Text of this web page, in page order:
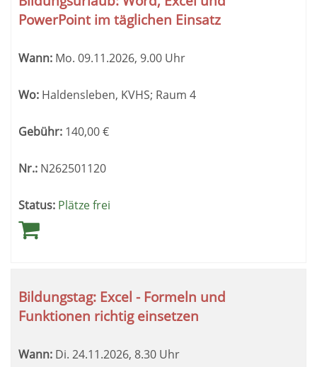
können
sortiert
PowerPoint im täglichen Einsatz
Wann: Mo. 09.11.2026, 9.00 Uhr
Wo: Haldensleben, KVHS; Raum 4
Gebühr: 140,00€
Nr.: N262501120
Status: Plätze frei
Bildungstag: Excel - Formeln und
Funktionen richtig einsetzen
Wann: Di. 24.11.2026, 8.30 Uhr